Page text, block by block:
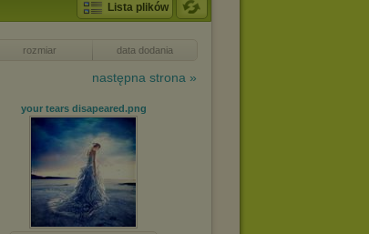
Lista plików
rozmiar data dodania
następna strona »
your tears disapeared.png